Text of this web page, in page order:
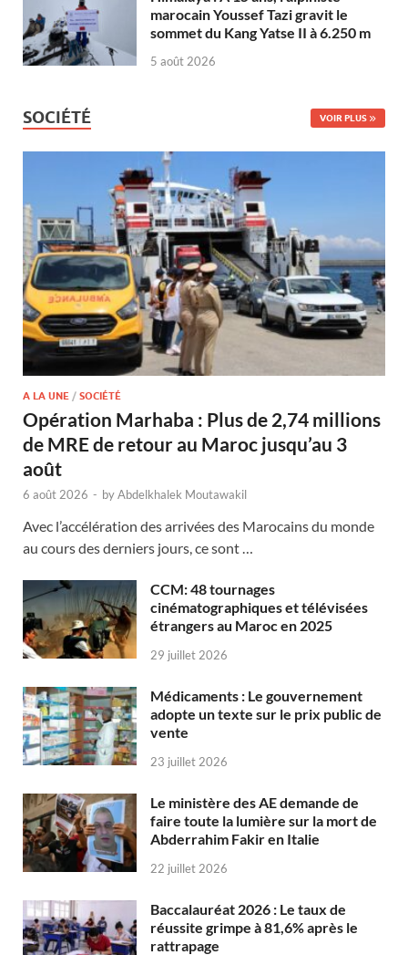
marocain Youssef Tazi gravit le
sommet du Kang Yatse II à 6.250 m
5 août 2026
SOCIÉTÉ VOIR PLUS
A LA UNE / SOCIÉTÉ
Opération Marhaba : Plus de 2,74 millions
de MRE de retour au Maroc jusqu’au 3
août
6 août 2026 - byAbdelkhalek Moutawakil
Avec l’accélération des arrivées des Marocains du monde
au cours des derniers jours, ce sont …
CCM: 48 tournages
cinématographiques et télévisées
étrangers au Maroc en 2025
29 juillet 2026
Médicaments : Le gouvernement
adopte un texte sur le prix public de
vente
23 juillet 2026
Le ministère des AE demande de
faire toute la lumière sur la mort de
Abderrahim Fakir en Italie
22 juillet 2026
Baccalauréat 2026 : Le taux de
réussite grimpe à 81,6% après le
rattrapage